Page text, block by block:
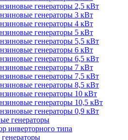
генераторы 2,5 кВт
генераторы 3 кВт
генераторы 4 кВт
генераторы 5 кВт
генераторы 5,5 кВт
генераторы 6 кВт
генераторы 6,5 кВт
генераторы 7 кВт
генераторы 7,5 кВт
генераторы 8,5 кВт
генераторы 10 кВт
генераторы 10,5 кВт
генераторы 0,9 кВт
генераторы
инверторного типа